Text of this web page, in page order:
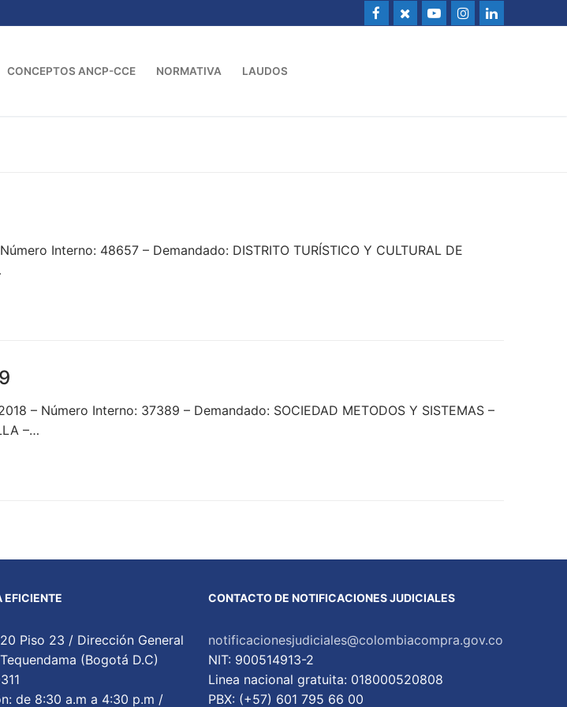
CONCEPTOS ANCP-CCE NORMATIVA LAUDOS
Interno: 48657 – Demandado: DISTRITO TURÍSTICO Y CULTURAL DE
– Número Interno: 37389 – Demandado: SOCIEDAD METODOS Y SISTEMAS –
–…
EFICIENTE
Piso 23 / Dirección General
(Bogotá D.C)
de 8:30 a.m a 4:30 p.m /
CONTACTO DE NOTIFICACIONES JUDICIALES
notificacionesjudiciales@colombiacompra.gov.co
NIT: 900514913-2
Linea nacional gratuita: 018000520808
PBX: (+57) 601 795 66 00